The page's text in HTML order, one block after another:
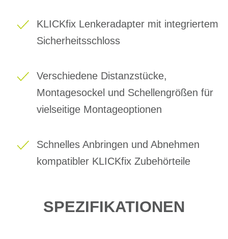
KLICKfix Lenkeradapter mit integriertem
Sicherheitsschloss
Verschiedene Distanzstücke,
Montagesockel und Schellengrößen für
vielseitige Montageoptionen
Schnelles Anbringen und Abnehmen
kompatibler KLICKfix Zubehörteile
SPEZIFIKATIONEN